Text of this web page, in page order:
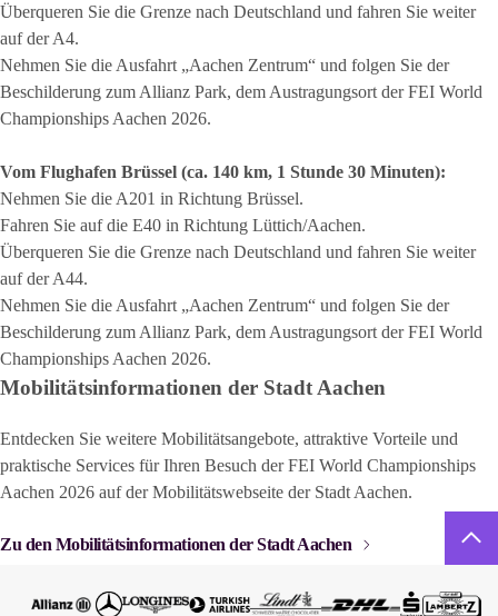
Überqueren Sie die Grenze nach Deutschland und fahren Sie weiter
auf der A4.
Nehmen Sie die Ausfahrt „Aachen Zentrum“ und folgen Sie der
Beschilderung zum Allianz Park, dem Austragungsort derFEI World
Championships Aachen 2026.
Vom Flughafen Brüssel (ca. 140 km, 1 Stunde 30 Minuten):
Nehmen Sie die A201 in Richtung Brüssel.
Fahren Sie auf die E40 in Richtung Lüttich/Aachen.
Überqueren Sie die Grenze nach Deutschland und fahren Sie weiter
auf der A44.
Nehmen Sie die Ausfahrt „Aachen Zentrum“ und folgen Sie der
Beschilderung zum Allianz Park, dem Austragungsort derFEI World
Championships Aachen 2026.
Mobilitätsinformationen der Stadt Aachen
Entdecken Sie weitere Mobilitätsangebote, attraktive Vorteile und
praktische Services für Ihren Besuch der FEI World Championships
Aachen 2026 auf der Mobilitätswebseite der Stadt Aachen.
Zu den Mobilitätsinformationen der Stadt Aachen